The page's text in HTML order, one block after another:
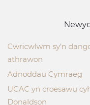
Cwricwlwm sy’n
athrawon
Adnoddau Cymraeg
UCAC yn croesawu
Donaldson